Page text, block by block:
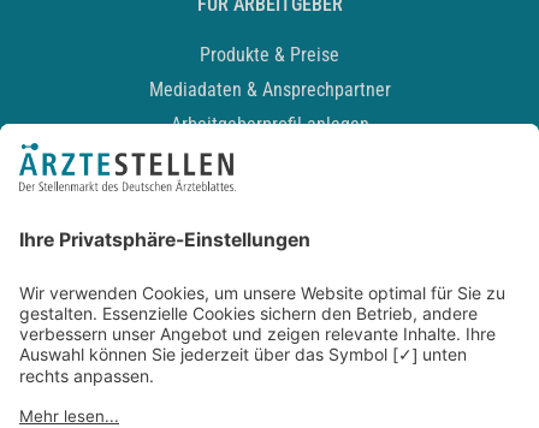
Produkte & Preise
Mediadaten & Ansprechpartner
Arbeitgeberprofil anlegen
Recruiting-Podcast
Kontakt
Datenschutz
Newsletter